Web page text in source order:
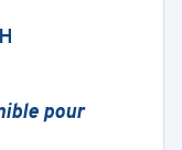
pour